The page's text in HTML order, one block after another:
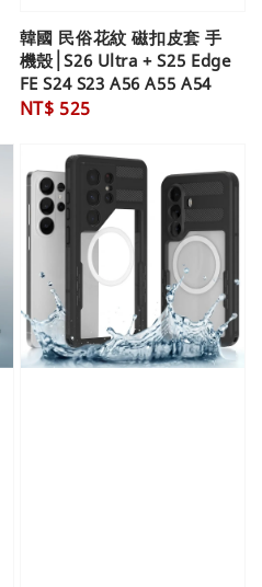
韓國 民俗花紋 磁扣皮套 手
機殼│S26 Ultra + S25 Edge
FE S24 S23 A56 A55 A54
Regular
NT$ 525